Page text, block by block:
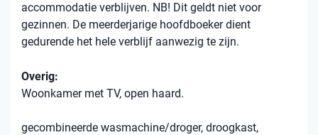
accommodatie verblijven. NB! Dit geldt niet voor
gezinnen. De meerderjarige hoofdboeker dient
gedurende het hele verblijf aanwezig te zijn.
Overig:
Woonkamer met TV, open haard.
gecombineerde wasmachine/droger, droogkast,